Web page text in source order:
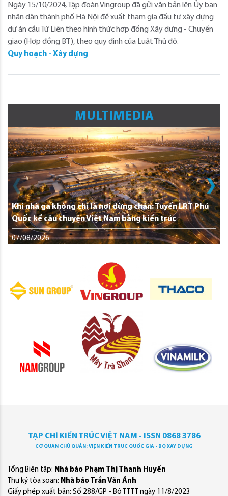
Ngày 15/10/2024, Tập đoàn Vingroup đã gửi văn bản lên Ủy ban
nhân dân thành phố Hà Nội đề xuất tham gia đầu tư xây dựng
dự án cầu Tứ Liên theo hình thức hợp đồng Xây dựng - Chuyển
giao (Hợp đồng BT), theo quy định của Luật Thủ đô.
Quy hoạch - Xây dựng
MULTIMEDIA
Khi nhà ga không chỉ là nơi dừng chân: Tuyến LRT Phú
Quốc kể câu chuyện Việt Nam bằng kiến trúc
07/08/2026
TẠP CHÍ KIẾN TRÚC VIỆT NAM - ISSN 0868 3786
CƠ QUAN CHỦ QUẢN: VIỆN KIẾN TRÚC QUỐC GIA - BỘ XÂY DỰNG
Tổng Biên tập: Nhà báo Phạm Thị Thanh Huyền
Thư ký tòa soạn: Nhà báo Trần Văn Ánh
Giấy phép xuất bản: Số 288/GP - Bộ TTTT ngày 11/8/2023